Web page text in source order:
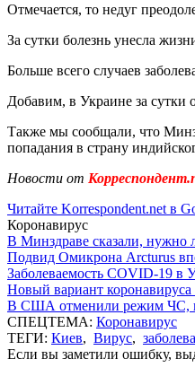
Отмечается, то недуг
За сутки болезнь унесла
Больше всего случаев
Добавим, в Украине за сутки
Также мы сообщали, что
попадания в страну
Новости от
Читайте Korrespondent.net в
Коронавирус
В Минздраве сказали, нужно
Подвид Омикрона Arcturus
Заболеваемость COVID-19 в
Новый вариант
В США отменили режим ЧС,
СПЕЦТЕМА: Коронавирус
ТЕГИ: Киев, Вирус,
Если вы заметили ошибку,